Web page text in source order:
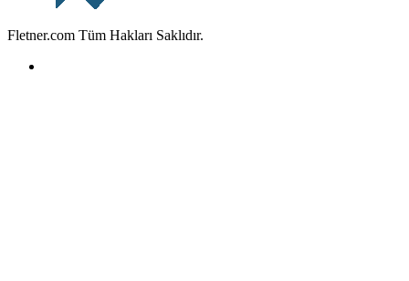
Fletner.com Tüm Hakları Saklıdır.